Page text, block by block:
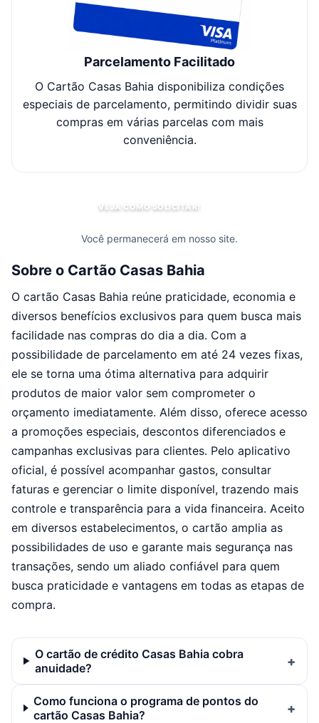
Parcelamento Facilitado
O Cartão Casas Bahia disponibiliza condições
especiais de parcelamento, permitindo dividir suas
compras em várias parcelas com mais
conveniência.
VEJA COMO SOLICITAR!
Você permanecerá em nosso site.
Sobre o Cartão Casas Bahia
O cartão Casas Bahia reúne praticidade, economia e
diversos benefícios exclusivos para quem busca mais
facilidade nas compras do dia a dia. Com a
possibilidade de parcelamento em até 24 vezes fixas,
ele se torna uma ótima alternativa para adquirir
produtos de maior valor sem comprometer o
orçamento imediatamente. Além disso, oferece acesso
a promoções especiais, descontos diferenciados e
campanhas exclusivas para clientes. Pelo aplicativo
oficial, é possível acompanhar gastos, consultar
faturas e gerenciar o limite disponível, trazendo mais
controle e transparência para a vida financeira. Aceito
em diversos estabelecimentos, o cartão amplia as
possibilidades de uso e garante mais segurança nas
transações, sendo um aliado confiável para quem
busca praticidade e vantagens em todas as etapas de
compra.
O cartão de crédito Casas Bahia cobra
anuidade?
Como funciona o programa de pontos do
cartão Casas Bahia?